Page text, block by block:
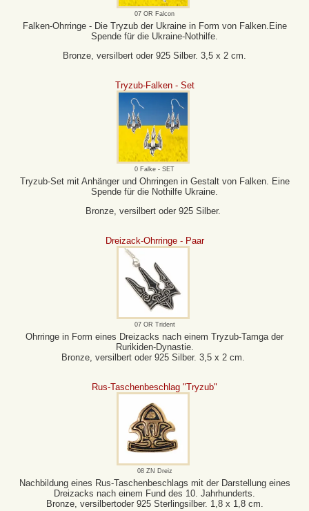
07 OR Falcon
Falken-Ohrringe - Die Tryzub der Ukraine in Form von Falken.Eine
Spende für die Ukraine-Nothilfe.
Bronze, versilbert oder 925 Silber. 3,5 x 2 cm.
Tryzub-Falken - Set
0 Falke - SET
Tryzub-Set mit Anhänger und Ohrringen in Gestalt von Falken. Eine
Spende für die Nothilfe Ukraine.
Bronze, versilbert oder 925 Silber.
Dreizack-Ohrringe - Paar
07 OR Trident
Ohrringe in Form eines Dreizacks nach einem Tryzub-Tamga der
Rurikiden-Dynastie.
Bronze, versilbert oder 925 Silber. 3,5 x 2 cm.
Rus-Taschenbeschlag "Tryzub"
08 ZN Dreiz
Nachbildung eines Rus-Taschenbeschlags mit der Darstellung eines
Dreizacks nach einem Fund des 10. Jahrhunderts.
Bronze, versilbertoder 925 Sterlingsilber. 1,8 x 1,8 cm.